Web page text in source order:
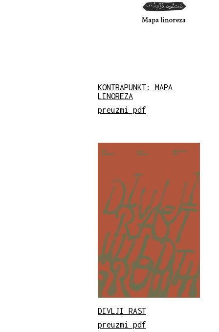
KONTRAPUNKT: MAPA
LINOREZA
preuzmi pdf
DIVLJI RAST
preuzmi pdf